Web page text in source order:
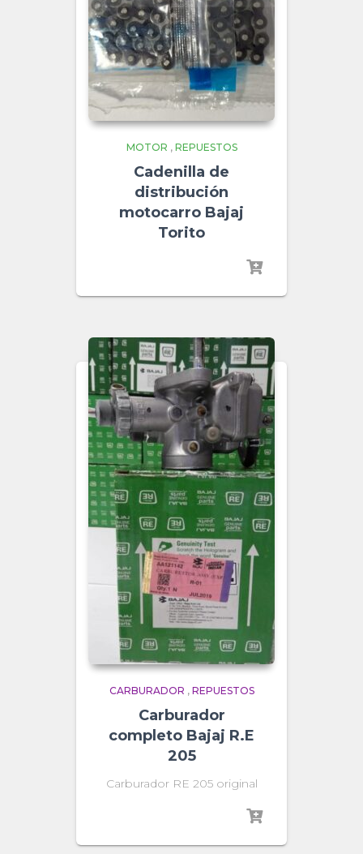
MOTOR , REPUESTOS
Cadenilla de
distribución
motocarro Bajaj
Torito
CARBURADOR , REPUESTOS
Carburador
completo Bajaj R.E
205
Carburador RE 205 original